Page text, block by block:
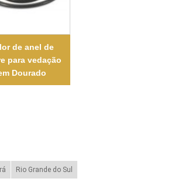
de anel de
para vedação
Dourado
Rio Grande do Sul